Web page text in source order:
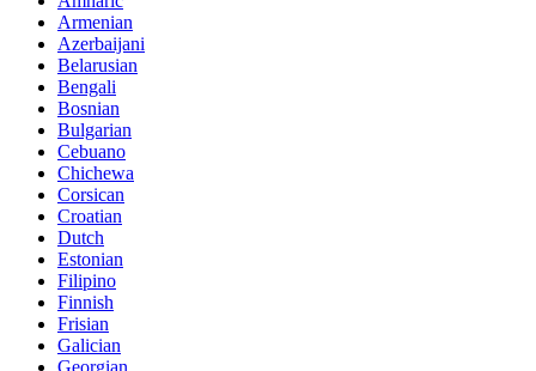
Armenian
Azerbaijani
Belarusian
Bengali
Bosnian
Bulgarian
Cebuano
Chichewa
Corsican
Croatian
Dutch
Estonian
Filipino
Finnish
Frisian
Galician